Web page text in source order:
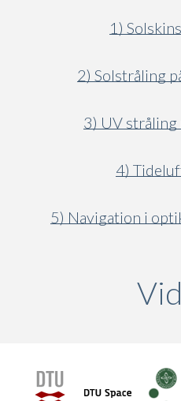
1)
2) Solstråling
3) UV stråling
4)
5) Navigation i